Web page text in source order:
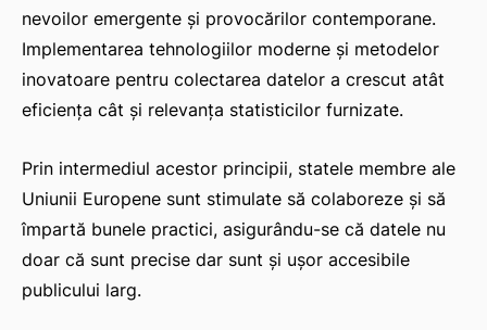
nevoilor emergente și provocărilor contemporane.
Implementarea tehnologiilor moderne și metodelor
inovatoare pentru colectarea datelor a crescut atât
eficiența cât și relevanța statisticilor furnizate.
Prin intermediul acestor principii, statele membre ale
Uniunii Europene sunt stimulate să colaboreze și să
împartă bunele practici, asigurându-se că datele nu
doar că sunt precise dar sunt și ușor accesibile
publicului larg.